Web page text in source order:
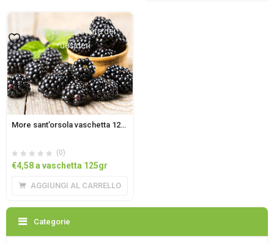
Aggiungi alla lista dei
desideri
More sant’orsola vaschetta 125gr
(0)
€4,58a vaschetta 125gr
AGGIUNGI AL CARRELLO
Categorie